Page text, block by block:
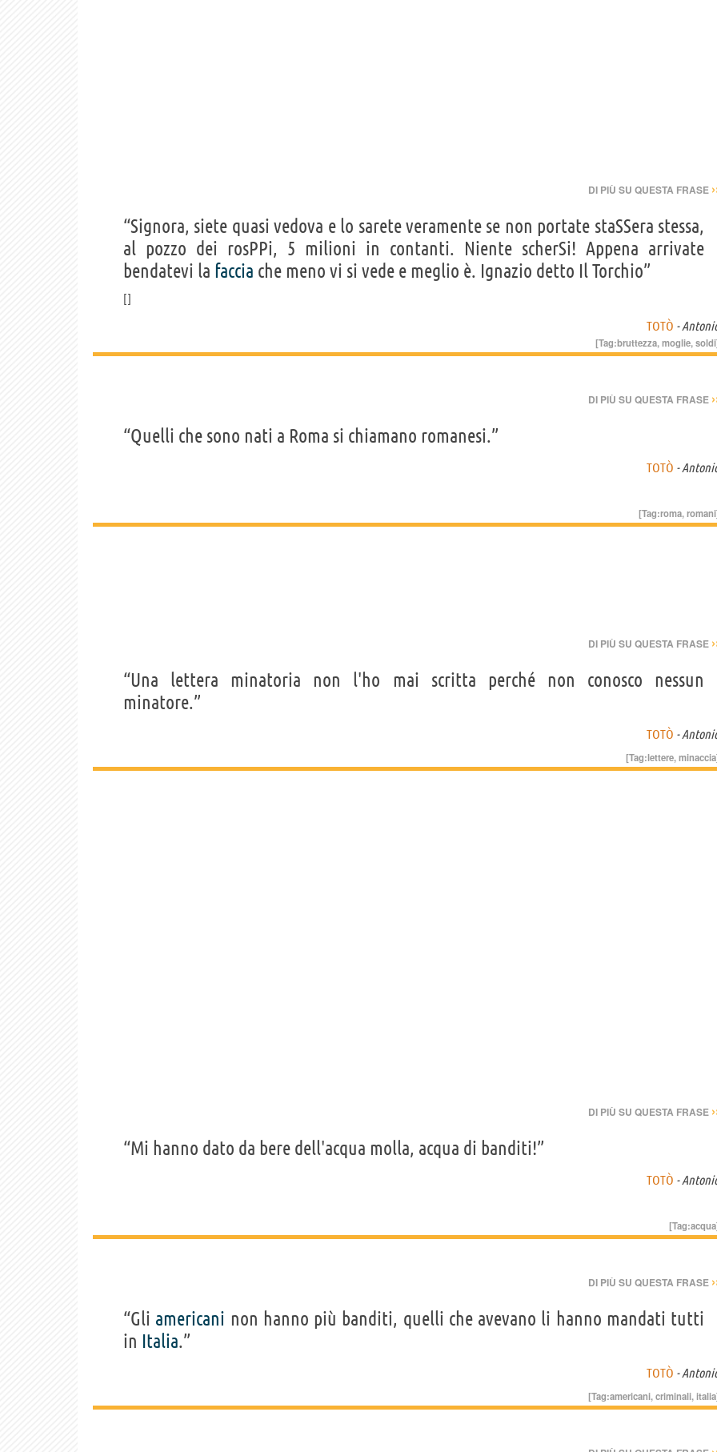
DI PIÙ SU QUESTA FRASE
“Signora, siete quasi vedova e lo sarete veramente se non portate staSSera stessa,
al pozzo dei rosPPi, 5 milioni in contanti. Niente scherSi! Appena arrivate
bendatevi la faccia che meno vi si vede e meglio è. Ignazio detto Il Torchio”
TOTÒ -
[Tag:bruttezza,moglie,soldi
DI PIÙ SU QUESTA FRASE
“Quelli che sono nati a Roma si chiamano romanesi.”
TOTÒ -
[Tag:roma,romani
DI PIÙ SU QUESTA FRASE
“Una lettera minatoria non l'ho mai scritta perché non conosco nessun
minatore.”
TOTÒ -
[Tag:lettere,minaccia
DI PIÙ SU QUESTA FRASE
“Mi hanno dato da bere dell'acqua molla, acqua di banditi!”
TOTÒ -
[Tag:acqua
DI PIÙ SU QUESTA FRASE
“Gli americani non hanno più banditi, quelli che avevano li hanno mandati tutti
in Italia.”
TOTÒ -
[Tag:americani,criminali,italia